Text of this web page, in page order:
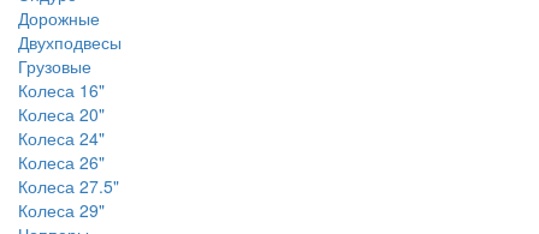
Дорожные
Двухподвесы
Грузовые
Колеса 16"
Колеса 20"
Колеса 24"
Колеса 26"
Колеса 27.5"
Колеса 29"